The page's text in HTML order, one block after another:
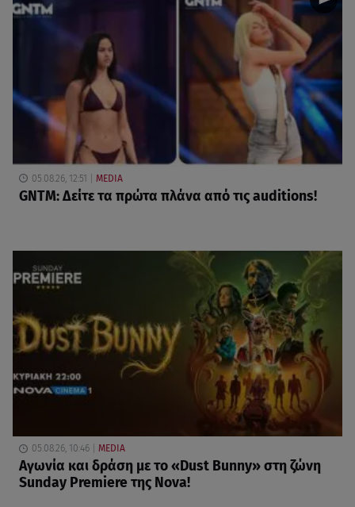
05.08.26, 12:51 MEDIA
GNTM: Δείτε τα πρώτα πλάνα από τις auditions!
05.08.26, 10:46 MEDIA
Αγωνία και δράση με το «Dust Bunny» στη ζώνη
Sunday Premiere της Nova!